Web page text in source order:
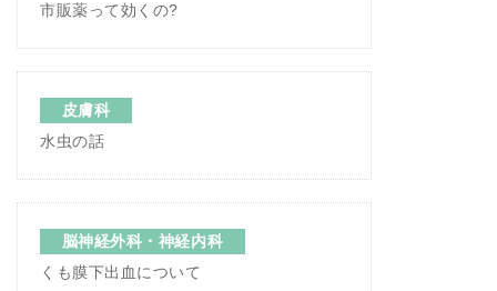
市販薬って効くの?
皮膚科
水虫の話
脳神経外科・神経内科
くも膜下出血について